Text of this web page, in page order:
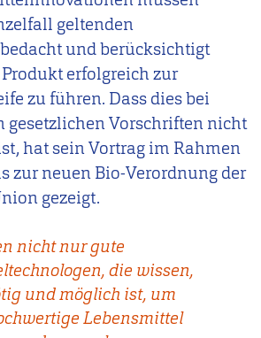
geltenden
und berücksichtigt
erfolgreich zur
zu führen. Dass dies bei
gesetzlichen Vorschriften nicht
hat sein Vortrag im Rahmen
zur neuen Bio-Verordnung der
gezeigt.
nicht nur gute
die wissen,
und möglich ist, um
Lebensmittel